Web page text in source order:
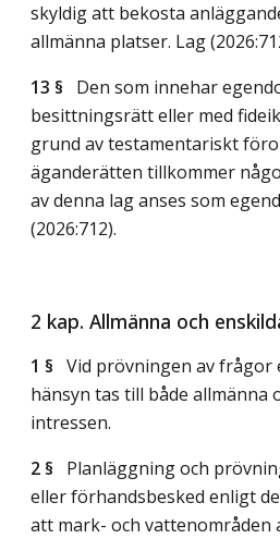
skyldig att bekosta
allmänna platser. Lag
13 § Den som innehar
besittningsrätt eller med
grund av testamentariskt
äganderätten tillkommer
av denna lag anses som
(2026:712).
2 kap. Allmänna och
1 § Vid prövningen av frågor
hänsyn tas till både allmänna
intressen.
2 § Planläggning och
eller förhandsbesked enligt
att mark- och vattenområden